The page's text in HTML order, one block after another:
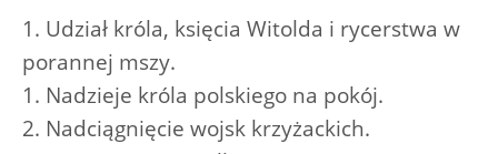
1. Udział króla, księcia Witolda i rycerstwa w
porannej mszy.
1. Nadzieje króla polskiego na pokój.
2. Nadciągnięcie wojsk krzyżackich.